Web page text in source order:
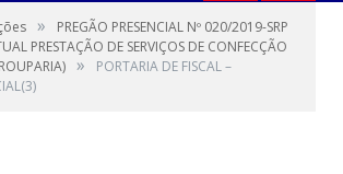
»
PREGÃO PRESENCIAL Nº 020/2019-SRP
PRESTAÇÃO DE SERVIÇOS DE CONFECÇÃO
»
PORTARIA DE FISCAL –